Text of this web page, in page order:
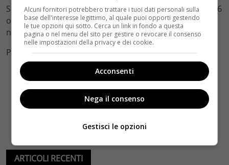
Suburra – La Serie sarà diramata su Netflix il prossimo 6
ottobre e potrà essere vista da 100 milioni di abbonati
nei 190 Paesi in cui la piattaforma è attiva
Photo e Video Credits: Netflix
ARTICOLI RECENTI
Alcuni fornitori potrebbero trattare i tuoi dati personali sulla
base dell'interesse legittimo, al quale puoi opporti gestendo
le tue opzioni qui sotto. Cerca un link in fondo a questa
pagina o nel menu del sito per gestire o revocare il consenso
nelle impostazioni della privacy e dei cookie.
Acconsenti
Nega il consenso
Gestisci le opzioni